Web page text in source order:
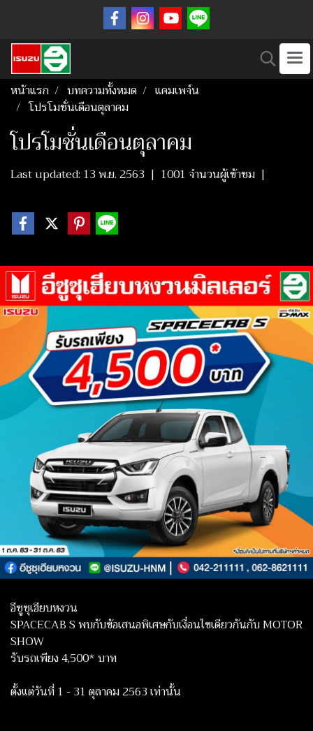
หน้าแรก บทความทั้งหมด
แคมเพจ์น
โปรโมชั่นเดือนตุลาคม
โปรโมชั่นเดือนตุลาคม
Last updated: 13 พ.ย. 2563 | 1001 จำนวนผู้เข้าชม |
อีซูซุเฮียบหงวน
SPACECAB S พบกับข้อเสนอพิเศษกับเงื่อนไขเดียวกันกับ MOTOR
SHOW
รับรถเพียง 4,500* บาท
ตั้งแต่วันที่ 1 - 31 ตุลาคม 2563 เท่านั้น